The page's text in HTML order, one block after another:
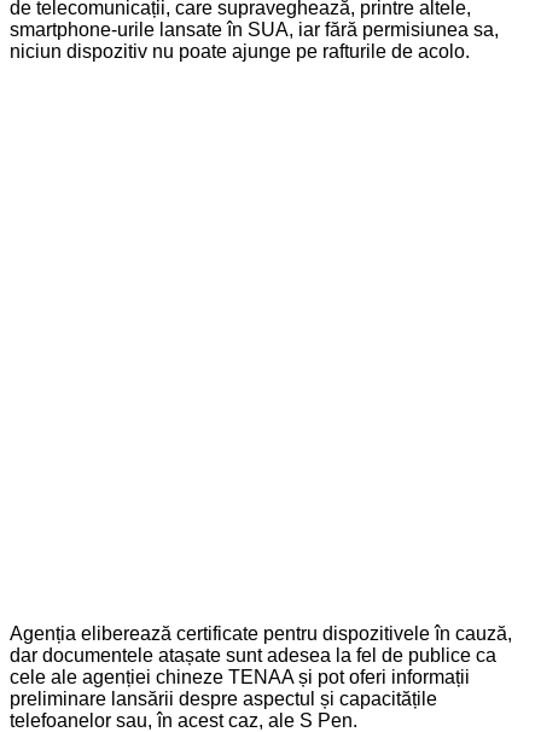
de telecomunicații, care supraveghează, printre altele,
smartphone-urile lansate în SUA, iar fără permisiunea sa,
niciun dispozitiv nu poate ajunge pe rafturile de acolo.
Agenția eliberează certificate pentru dispozitivele în cauză,
dar documentele atașate sunt adesea la fel de publice ca
cele ale agenției chineze TENAA și pot oferi informații
preliminare lansării despre aspectul și capacitățile
telefoanelor sau, în acest caz, ale S Pen.